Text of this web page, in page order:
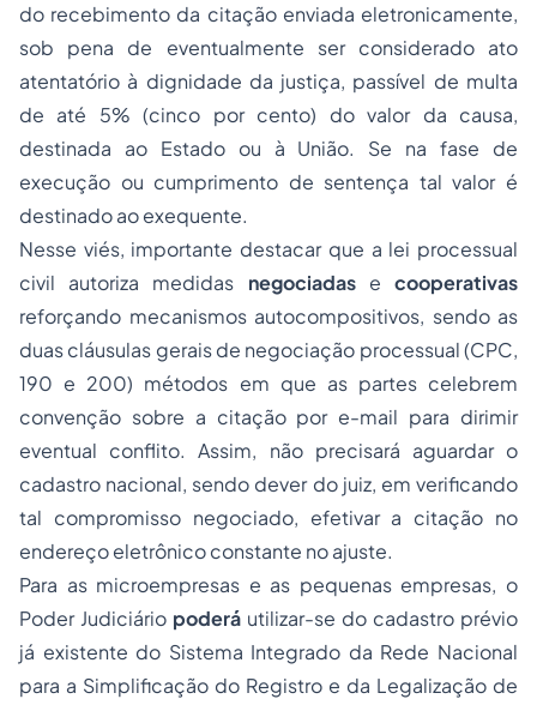
do recebimento da citação enviada eletronicamente,
sob pena de eventualmente ser considerado ato
atentatório à dignidade da justiça, passível de multa
de até 5% (cinco por cento) do valor da causa,
destinada ao Estado ou à União. Se na fase de
execução ou cumprimento de sentença tal valor é
destinado ao exequente.
Nesse viés, importante destacar que a lei processual
civil autoriza medidas negociadasecooperativas
reforçando mecanismos autocompositivos, sendo as
duas cláusulas gerais de negociação processual (CPC,
190 e 200) métodos em que as partes celebrem
convenção sobre a citação por e-mail para dirimir
eventual conflito. Assim, não precisará aguardar o
cadastro nacional, sendo dever do juiz, em verificando
tal compromisso negociado, efetivar a citação no
endereço eletrônico constante no ajuste.
Para as microempresas e as pequenas empresas, o
Poder Judiciário poderá utilizar-se do cadastro prévio
já existente do Sistema Integrado da Rede Nacional
para a Simplificação do Registro e da Legalização de